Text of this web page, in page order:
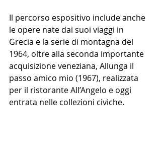
Il percorso espositivo include anche
le opere nate dai suoi viaggi in
Grecia e la serie di montagna del
1964, oltre alla seconda importante
acquisizione veneziana, Allunga il
passo amico mio (1967), realizzata
per il ristorante All’Angelo e oggi
entrata nelle collezioni civiche.